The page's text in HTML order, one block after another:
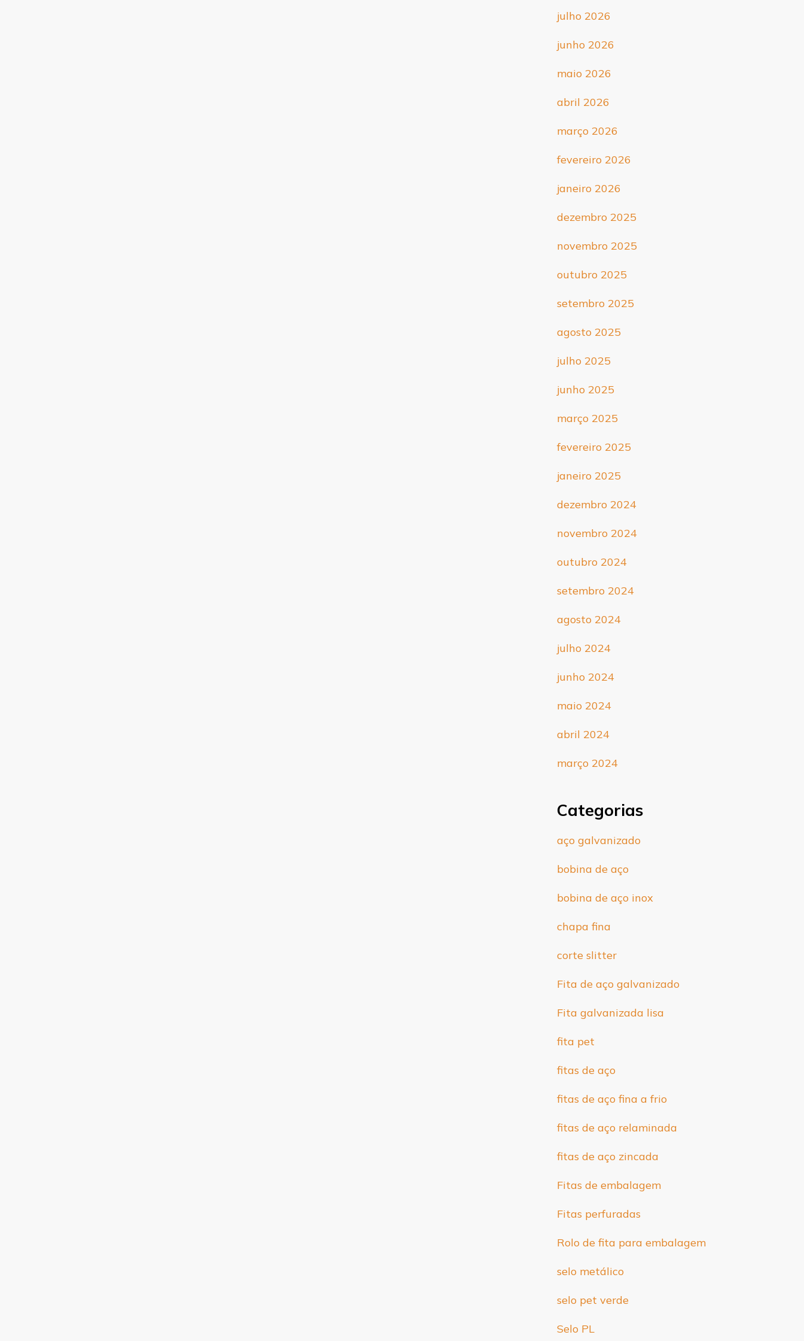
julho 2026
junho 2026
maio 2026
abril 2026
março 2026
fevereiro 2026
janeiro 2026
dezembro 2025
novembro 2025
outubro 2025
setembro 2025
agosto 2025
julho 2025
junho 2025
março 2025
fevereiro 2025
janeiro 2025
dezembro 2024
novembro 2024
outubro 2024
setembro 2024
agosto 2024
julho 2024
junho 2024
maio 2024
abril 2024
março 2024
Categorias
aço galvanizado
bobina de aço
bobina de aço inox
chapa fina
corte slitter
Fita de aço galvanizado
Fita galvanizada lisa
fita pet
fitas de aço
fitas de aço fina a frio
fitas de aço relaminada
fitas de aço zincada
Fitas de embalagem
Fitas perfuradas
Rolo de fita para embalagem
selo metálico
selo pet verde
Selo PL